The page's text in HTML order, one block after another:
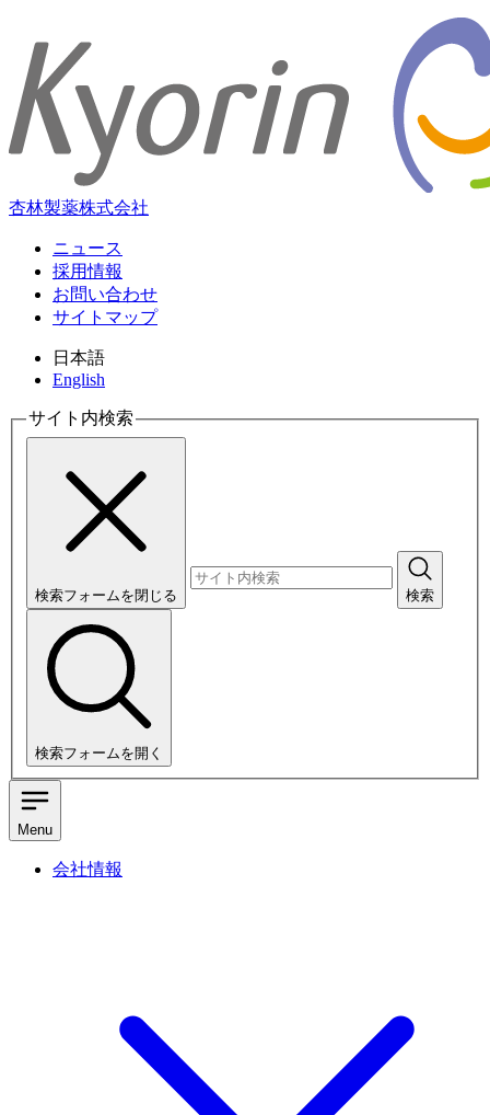
杏林製薬株式会社
ニュース
採用情報
お問い合わせ
サイトマップ
日本語
English
サイト内検索
検索フォームを閉じる 検索
検索フォームを開く
Menu
会社情報